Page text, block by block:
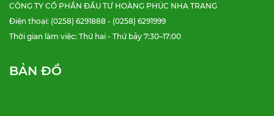
CÔNG TY CỔ PHẦN ĐẦU TƯ HOÀNG PHÚC NHA TRANG
Điện thoại: (0258) 6291888 - (0258) 6291999
Thời gian làm việc: Thứ hai - Thứ bảy 7:30–17:00
BẢN ĐỒ